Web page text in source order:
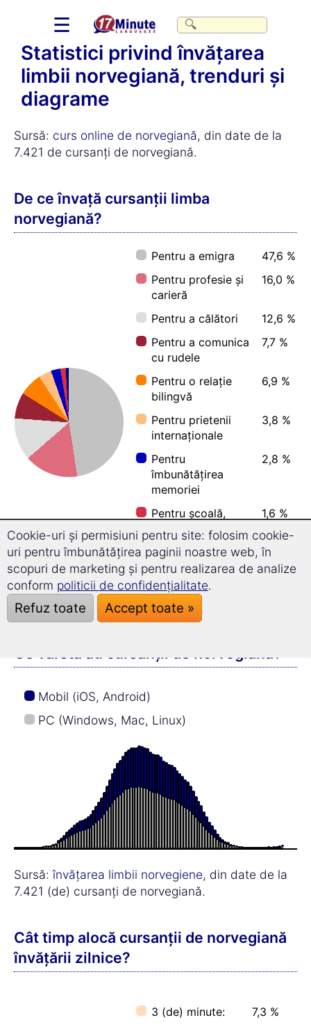
☰
Statistici privind învățarea
limbii norvegiană, trenduri și
diagrame
Sursă: curs online de norvegiană, din date de la
7.421 de cursanți de norvegiană.
De ce învață cursanții limba
norvegiană?
Pentru a emigra
47,6 %
Pentru profesie și
carieră
16,0 %
Pentru a călători
12,6 %
Pentru a comunica
cu rudele
7,7 %
Pentru o relație
bilingvă
6,9 %
Pentru prietenii
internaționale
3,8 %
Pentru
îmbunătățirea
memoriei
2,8 %
Pentru școală,
facultate sau stagiu
de practică
1,6 %
Pentru a cunoaște
noi culturi
0,6 %
Mobil (iOS, Android)
PC (Windows, Mac, Linux)
Sursă:învățarea limbii norvegiene, din date de la
7.421 (de) cursanți de norvegiană.
Cât timp alocă cursanții de norvegiană
învățării zilnice?
3 (de) minute:
7,3 %
Cookie-uri și permisiuni pentru site: folosim cookie-
uri pentru îmbunătățirea paginii noastre web, în
scopuri de marketing și pentru realizarea de analize
conform politicii de confidențialitate.
Refuz toate Accept toate »